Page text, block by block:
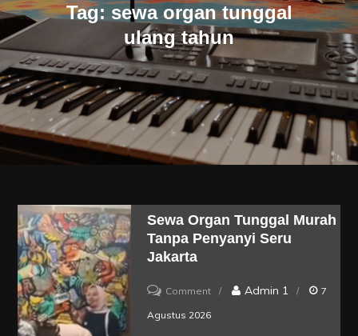
Tag: sewa organ tunggal
ulang tahun
Sewa Organ Tunggal Murah
Tanpa Penyanyi Seru
Jakarta
Commenton
Sewa
Admin 1 7
Agustus 2026